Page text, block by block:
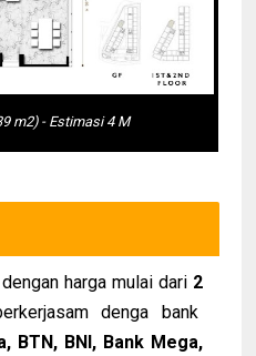
m2) - Estimasi 4 M
dengan harga mulai dari2
denga bank
BTN, BNI, Bank Mega,